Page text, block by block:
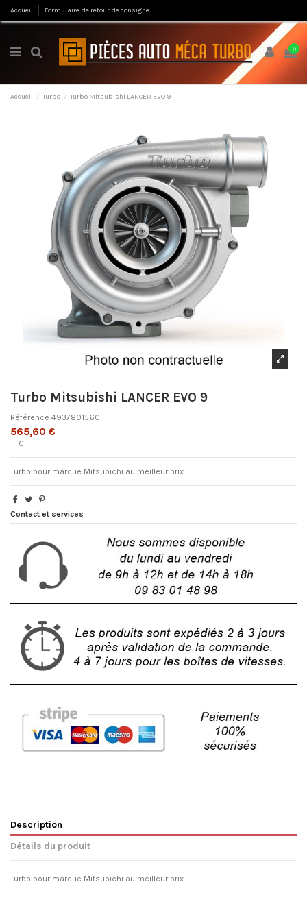
Accueil Formulaire de retour de consigne
0
Accueil Turbo Turbo Mitsubishi LANCER EVO 9
Turbo Mitsubishi LANCER EVO 9
Référence 4937801560
565,60 €
TTC
Turbo pour marque Mitsubichi au meilleur prix.
Contact et services
Description
Détails du produit
Turbo pour marque Mitsubichi au meilleur prix.